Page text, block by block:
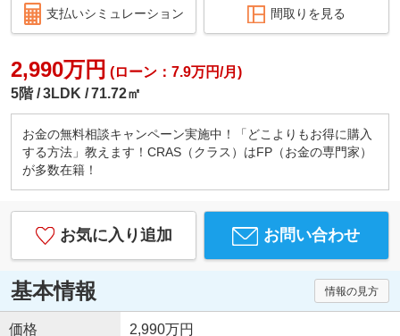
支払いシミュレーション 間取りを見る
2,990万円 (ローン：7.9万円/月)
5階 3LDK 71.72㎡
お金の無料相談キャンペーン実施中！「どこよりもお得に購入
する方法」教えます！CRAS（クラス）はFP（お金の専門家）
が多数在籍！
お気に入り追加 お問い合わせ
基本情報 情報の見方
価格 2,990万円